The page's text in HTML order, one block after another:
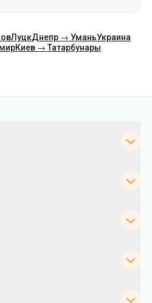
ЛуцкДнепр → УманьУкраина
Киев → Татарбунары